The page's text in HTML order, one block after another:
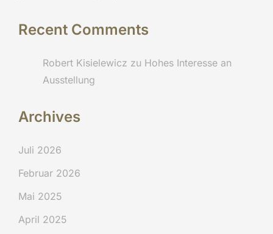
Recent Comments
Robert Kisielewicz zu Hohes Interesse an
Ausstellung
Archives
Juli 2026
Februar 2026
Mai 2025
April 2025